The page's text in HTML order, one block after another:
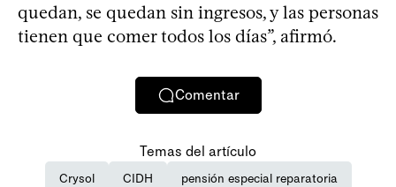
quedan, se quedan sin ingresos, y las personas
tienen que comer todos los días”, afirmó.
Comentar
Temas del artículo
Crysol CIDH pensión especial reparatoria